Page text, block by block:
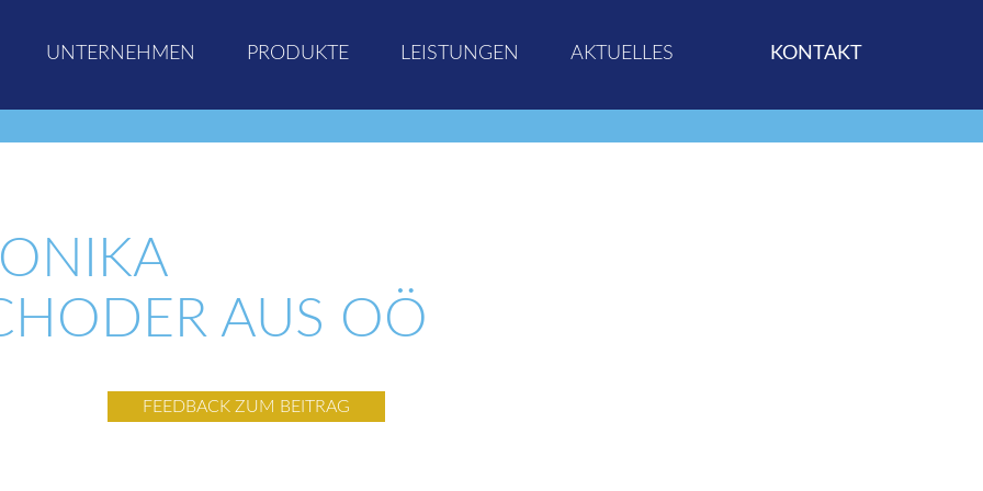
UNTERNEHMEN PRODUKTE LEISTUNGEN AKTUELLES KONTAKT
AUS OÖ
FEEDBACK ZUM BEITRAG